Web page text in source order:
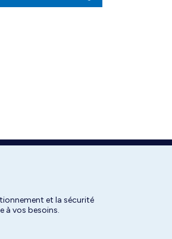
et la sécurité
à vos besoins.